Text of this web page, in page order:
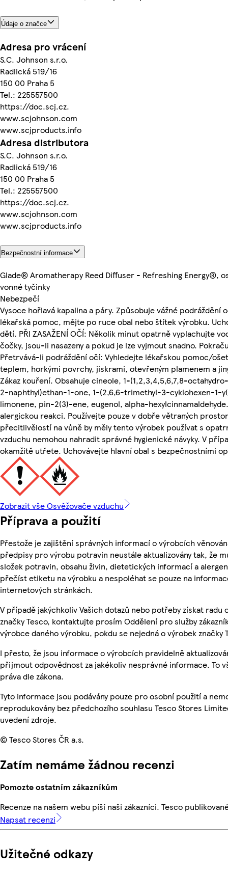
Údaje o značce
Adresa pro vrácení
S.C. Johnson s.r.o.
Radlická 519/16
150 00 Praha 5
Tel.: 225557500
https://doc.scj.cz.
www.scjohnson.com
www.scjproducts.info
Adresa distributora
S.C. Johnson s.r.o.
Radlická 519/16
150 00 Praha 5
Tel.: 225557500
https://doc.scj.cz.
www.scjohnson.com
www.scjproducts.info
Bezpečnostní informace
Glade® Aromatherapy Reed Diffuser - Refreshing Energy®,
vonné tyčinky
Nebezpečí
Vysoce hořlavá kapalina a páry. Způsobuje vážné podráždění
lékařská pomoc, mějte po ruce obal nebo štítek výrobku.
dětí. PŘI ZASAŽENÍ OČÍ: Několik minut opatrně vyplachujte
čočky, jsou-li nasazeny a pokud je lze vyjmout snadno.
Přetrvává-li podráždění očí: Vyhledejte lékařskou pomoc/
teplem, horkými povrchy, jiskrami, otevřeným plamenem a
Zákaz kouření. Obsahuje cineole, 1-(1,2,3,4,5,6,7,8-
2-naphthyl)ethan-1-one, 1-(2,6,6-trimethyl-3-cyklohexen-1-
limonene, pin-2(3)-ene, eugenol, alpha-
alergickou reakci. Používejte pouze v dobře větraných
přecitlivělostí na vůně by měly tento výrobek používat s
vzduchu nemohou nahradit správné hygienické návyky. V
okamžitě utřete. Uchovávejte hlavní obal s bezpečnostními
Zobrazit vše Osvěžovače vzduchu
Příprava a použití
Přestože je zajištění správných informací o výrobcích
předpisy pro výrobu potravin neustále aktualizovány tak, že
složek potravin, obsahu živin, dietetických informací a
přečíst etiketu na výrobku a nespoléhat se pouze na
internetových stránkách.
V případě jakýchkoliv Vašich dotazů nebo potřeby získat radu
značky Tesco, kontaktujte prosím Oddělení pro služby
výrobce daného výrobku, pokdu se nejedná o výrobek značky
I přesto, že jsou informace o výrobcích pravidelně
přijmout odpovědnost za jakékoliv nesprávné informace. To
práva dle zákona.
Tyto informace jsou podávány pouze pro osobní použití a
reprodukovány bez předchozího souhlasu Tesco Stores
uvedení zdroje.
© Tesco Stores ČR a.s.
Zatím nemáme žádnou recenzi
Pomozte ostatním zákazníkům
Recenze na našem webu píší naši zákazníci. Tesco
Napsat recenzi
Užitečné odkazy